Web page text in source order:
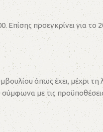
προεγκρίνει για το
όπως έχει, μέχρι τη
με τις